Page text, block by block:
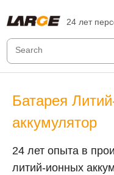
24 лет
Батарея
аккумулятор
24 лет опыта в
литий-ионных